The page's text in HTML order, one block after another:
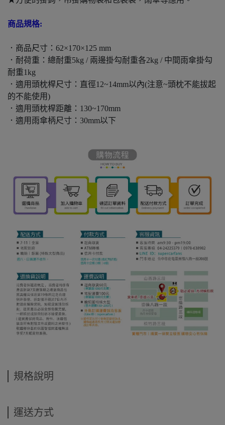
商品規格:
．商品尺寸：62×170×125 mm
．耐荷重：總耐重5kg / 兩邊掛勾耐重各2kg / 中間雨傘掛勾
耐重1kg
．適用頭枕桿尺寸：直徑12~14mm以內(注意~頭枕不能拔起
的不能使用)
．適用頭枕桿距離：130~170mm
．適用雨傘柄尺寸：30mm以下
規格說明
運送方式